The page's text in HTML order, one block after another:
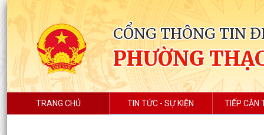
CỔNG THÔNG TIN
PHƯỜNG
TRANG CHỦ TIN TỨC - SỰ KIỆN TIẾP CẬN